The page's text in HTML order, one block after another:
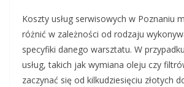
Koszty usług serwisowych w Poznaniu
różnić w zależności od rodzaju
specyfiki danego warsztatu. W
usług, takich jak wymiana oleju czy
zaczynać się od kilkudziesięciu złotych